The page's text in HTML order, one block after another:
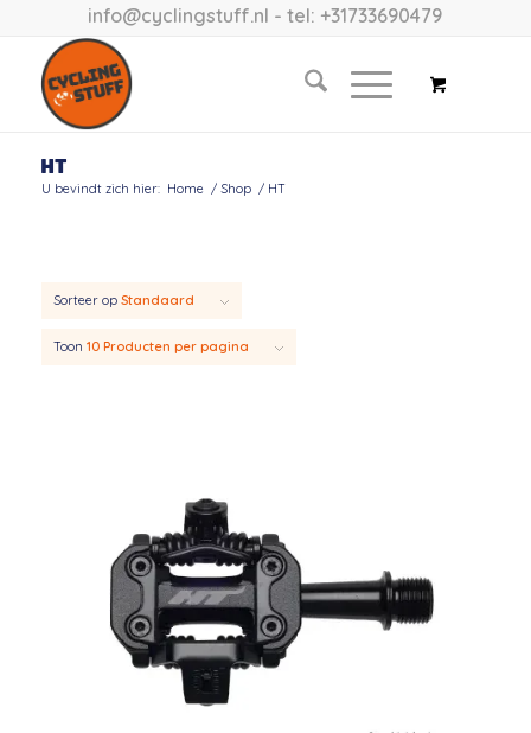
info@cyclingstuff.nl - tel: +31733690479
HT
U bevindt zich hier: Home / Shop / HT
Sorteer op Standaard
Toon 10 Producten per pagina